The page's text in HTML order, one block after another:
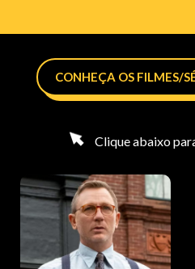
CONHEÇA OS FILMES/
Clique abaixo